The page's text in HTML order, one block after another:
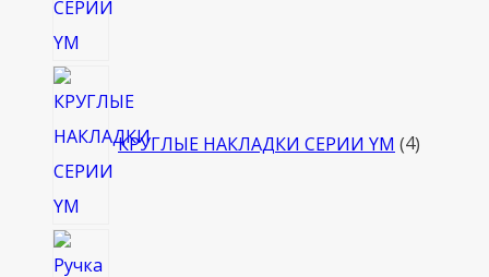
КРУГЛЫЕ НАКЛАДКИ СЕРИИ YM 4